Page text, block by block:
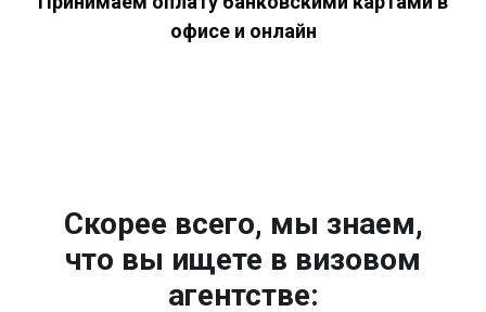
офисе и онлайн
Скорее всего, мы знаем,
что вы ищете в визовом
агентстве: